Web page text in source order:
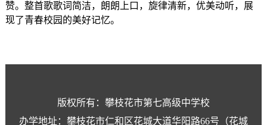
赞。整首歌歌词简洁，朗朗上口，旋律清新，优美动听，展
现了青春校园的美好记忆。
版权所有：攀枝花市第七高级中学校
办学地址：攀枝花市仁和区花城大道华阳路66号（花城